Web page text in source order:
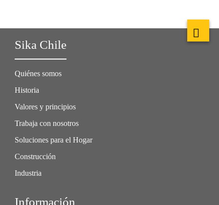
Sika Chile
Quiénes somos
Historia
Valores y principios
Trabaja con nosotros
Soluciones para el Hogar
Construcción
Industria
Información